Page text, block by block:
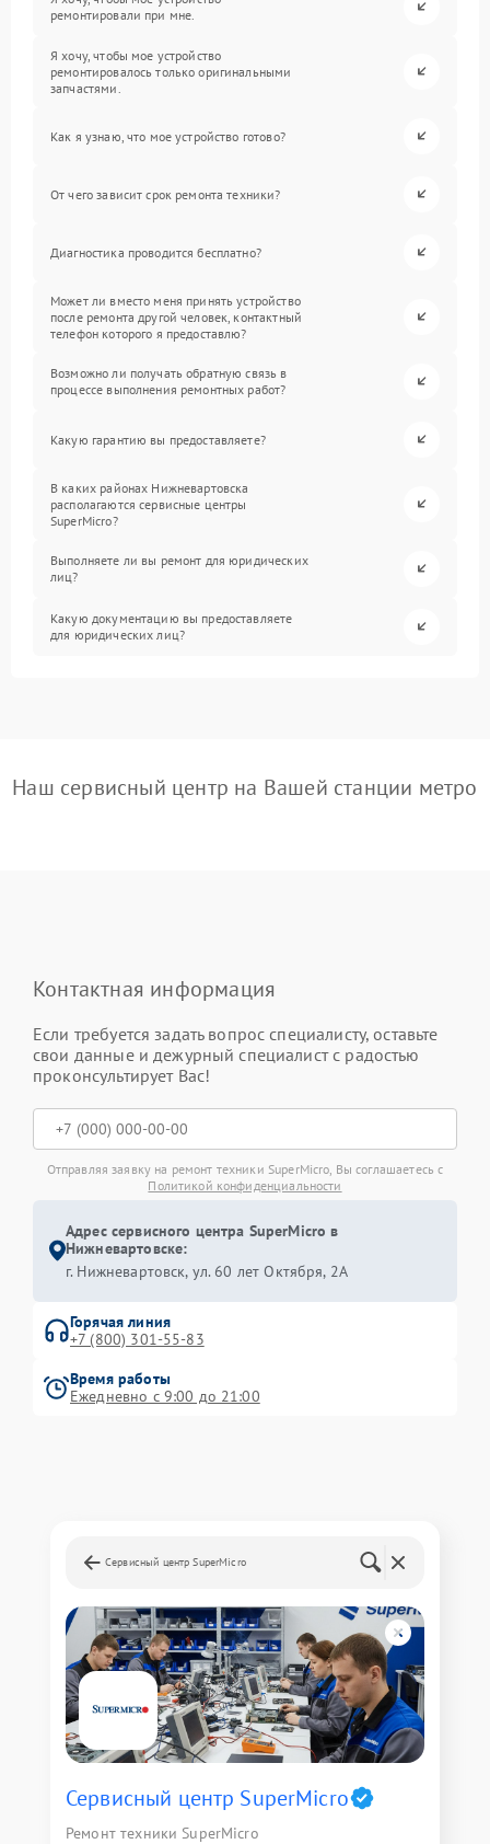
ремонтировали при мне.
Я хочу, чтобы мое устройство
ремонтировалось только оригинальными
запчастями.
Как я узнаю, что мое устройство готово?
От чего зависит срок ремонта техники?
Диагностика проводится бесплатно?
Может ли вместо меня принять устройство
после ремонта другой человек, контактный
телефон которого я предоставлю?
Возможно ли получать обратную связь в
процессе выполнения ремонтных работ?
Какую гарантию вы предоставляете?
В каких районах Нижневартовска
располагаются сервисные центры
SuperMicro?
Выполняете ли вы ремонт для юридических
лиц?
Какую документацию вы предоставляете
для юридических лиц?
Наш сервисный центр на Вашей станции метро
Контактная информация
Если требуется задать вопрос специалисту, оставьте
свои данные и дежурный специалист с радостью
проконсультирует Вас!
Отправляя заявку на ремонт техники SuperMicro, Вы соглашаетесь с
Политикой конфиденциальности
Адрес сервисного центра SuperMicro в
Нижневартовске:
г. Нижневартовск, ул. 60 лет Октября, 2А
Горячая линия
+7 (800) 301-55-83
Время работы
Ежедневно с 9:00 до 21:00
Сервисный центр SuperMicro
Сервисный центр SuperMicro
Ремонт техники SuperMicro